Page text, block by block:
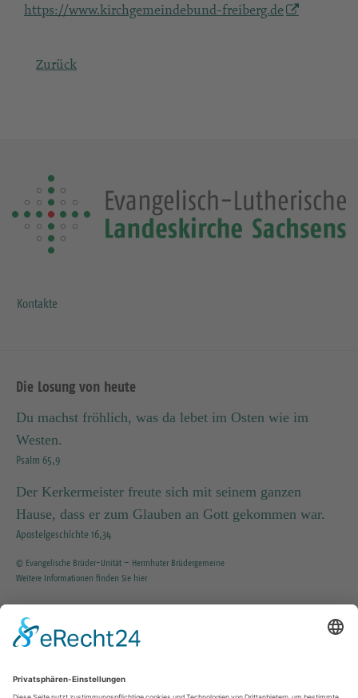
https://www.kirchgemeindebund-freiberg.de
Zurück
Kontakte
Die Losung von heute
Du machst fröhlich, was da lebet im Osten wie im
Westen.
Psalm 65,9
Der Kerkermeister freute sich mit seinem ganzen
Hause, dass er zum Glauben an Gott gekommen war.
Apostelgeschichte 16,34
© Evangelische Brüder-Unität – Herrnhuter Brüdergemeine
Weitere Informationen finden Sie hier
INFO SERVICE